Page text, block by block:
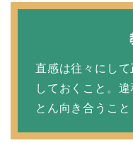
直感は往々にし
しておくこと。
とん向き合うこと